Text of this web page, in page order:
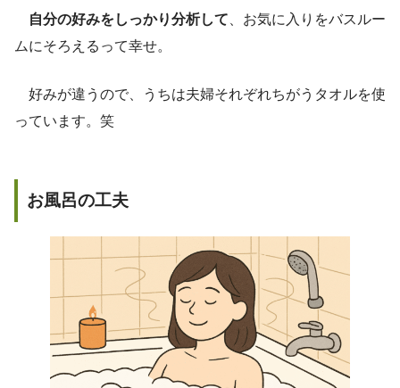
自分の好みをしっかり分析して 、お気に入りをバスルー
ムにそろえるって幸せ。
好みが違うので、うちは夫婦それぞれちがうタオルを使
っています。笑
お風呂の工夫